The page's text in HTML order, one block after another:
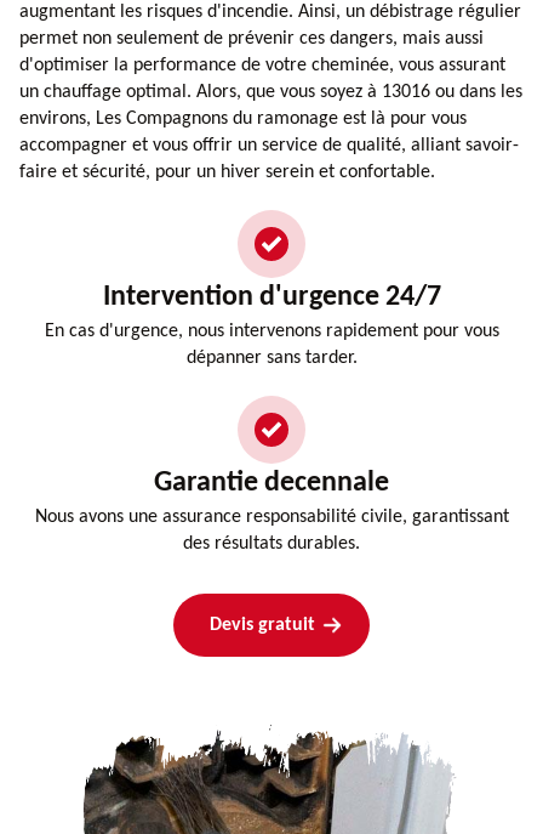
augmentant les risques d'incendie. Ainsi, un débistrage régulier
permet non seulement de prévenir ces dangers, mais aussi
d'optimiser la performance de votre cheminée, vous assurant
un chauffage optimal. Alors, que vous soyez à 13016 ou dans les
environs, Les Compagnons du ramonage est là pour vous
accompagner et vous offrir un service de qualité, alliant savoir-
faire et sécurité, pour un hiver serein et confortable.
Intervention d'urgence 24/7
En cas d'urgence, nous intervenons rapidement pour vous
dépanner sans tarder.
Garantie decennale
Nous avons une assurance responsabilité civile, garantissant
des résultats durables.
Devis gratuit